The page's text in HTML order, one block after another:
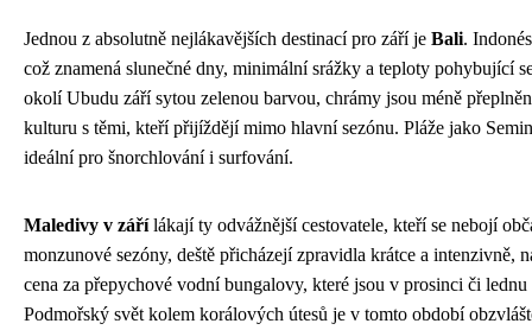
Jednou z absolutně nejlákavějších destinací pro září je Bali.
což znamená slunečné dny, minimální srážky a teploty pohybující
okolí Ubudu září sytou zelenou barvou, chrámy jsou méně
kulturu s těmi, kteří přijíždějí mimo hlavní sezónu. Pláže jako
ideální pro šnorchlování i surfování.
Maledivy v zářílákají ty odvážnější cestovatele, kteří se nebojí
monzunové sezóny, deště přicházejí zpravidla krátce a intenzivně,
cena za přepychové vodní bungalovy, které jsou v prosinci či
Podmořský svět kolem korálových útesů je v tomto období